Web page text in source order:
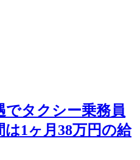
でタクシー乗務員
1ヶ月38万円の給